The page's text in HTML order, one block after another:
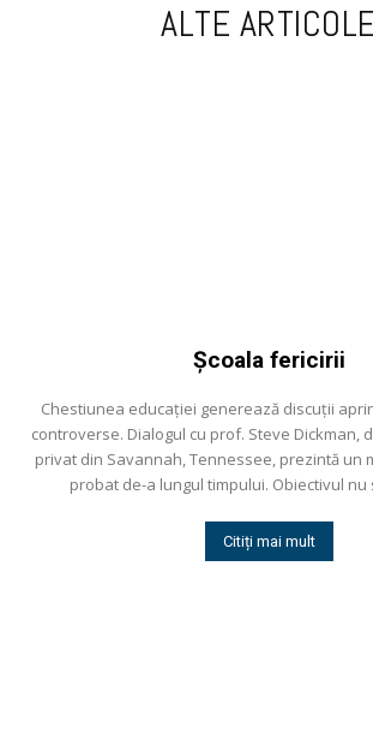
ALTE ARTICOLE
Şcoala fericirii
Chestiunea educaţiei generează discuţii
controverse. Dialogul cu prof. Steve Dickman,
privat din Savannah, Tennessee, prezintă un
probat de-a lungul timpului. Obiectivul nu
Citiți mai mult